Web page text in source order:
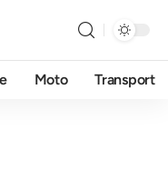
Moto Transport